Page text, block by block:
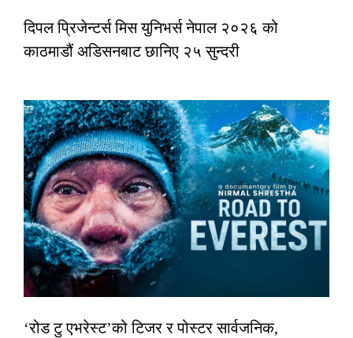
दिपल प्रिजेन्टर्स मिस युनिभर्स नेपाल २०२६ को
काठमाडौं अडिसनबाट छानिए २५ सुन्दरी
‘रोड टु एभरेस्ट’को टिजर र पोस्टर सार्वजनिक,